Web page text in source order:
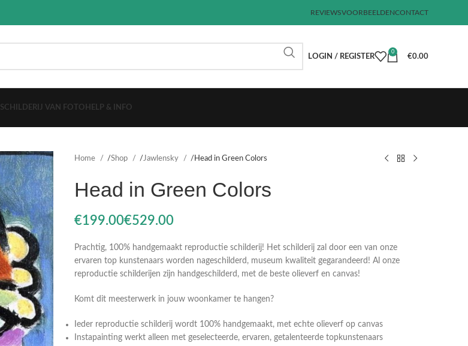
REVIEWSVOORBEELDENCONTACT
LOGIN / REGISTER
0
€0.00
SCHILDERIJ VAN FOTO HELP & INFO
Home Shop Jawlensky Head in Green Colors
€ €
Head in Green Colors
€ €
Prachtig, 100% handgemaakt reproductie schilderij! Het schilderij zal door een van onze
ervaren top kunstenaars worden nageschilderd, museum kwaliteit gegarandeerd! Al onze
reproductie schilderijen zijn handgeschilderd, met de beste olieverf en canvas!
Komt dit meesterwerk in jouw woonkamer te hangen?
Ieder reproductie schilderij wordt 100% handgemaakt, met echte olieverf op canvas
Instapainting werkt alleen met geselecteerde, ervaren, getalenteerde topkunstenaars